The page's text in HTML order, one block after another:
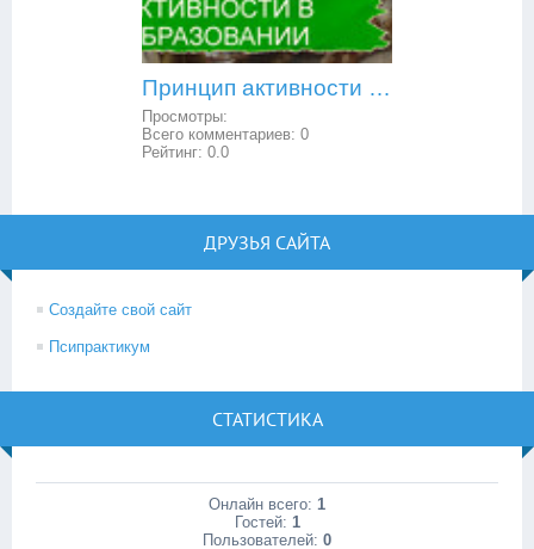
Принцип активности в образовании
Просмотры:
Всего комментариев: 0
Рейтинг: 0.0
ДРУЗЬЯ САЙТА
Создайте свой сайт
Псипрактикум
СТАТИСТИКА
Онлайн всего: 1
Гостей: 1
Пользователей: 0